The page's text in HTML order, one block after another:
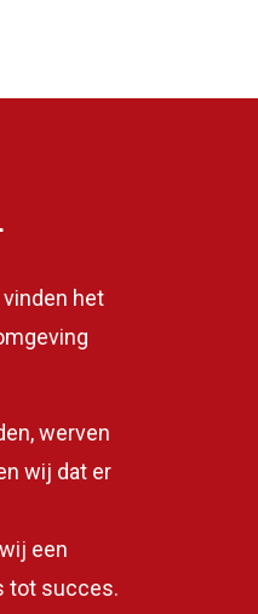
het
werven
wij dat er
een
tot succes.